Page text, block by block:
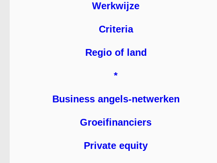
Werkwijze
Criteria
Regio of land
*
Business angels-netwerken
Groeifinanciers
Private equity